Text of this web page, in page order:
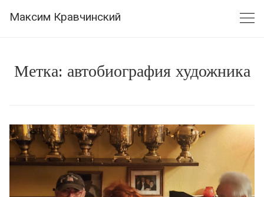
Максим Кравчинский
Метка: автобиография художника